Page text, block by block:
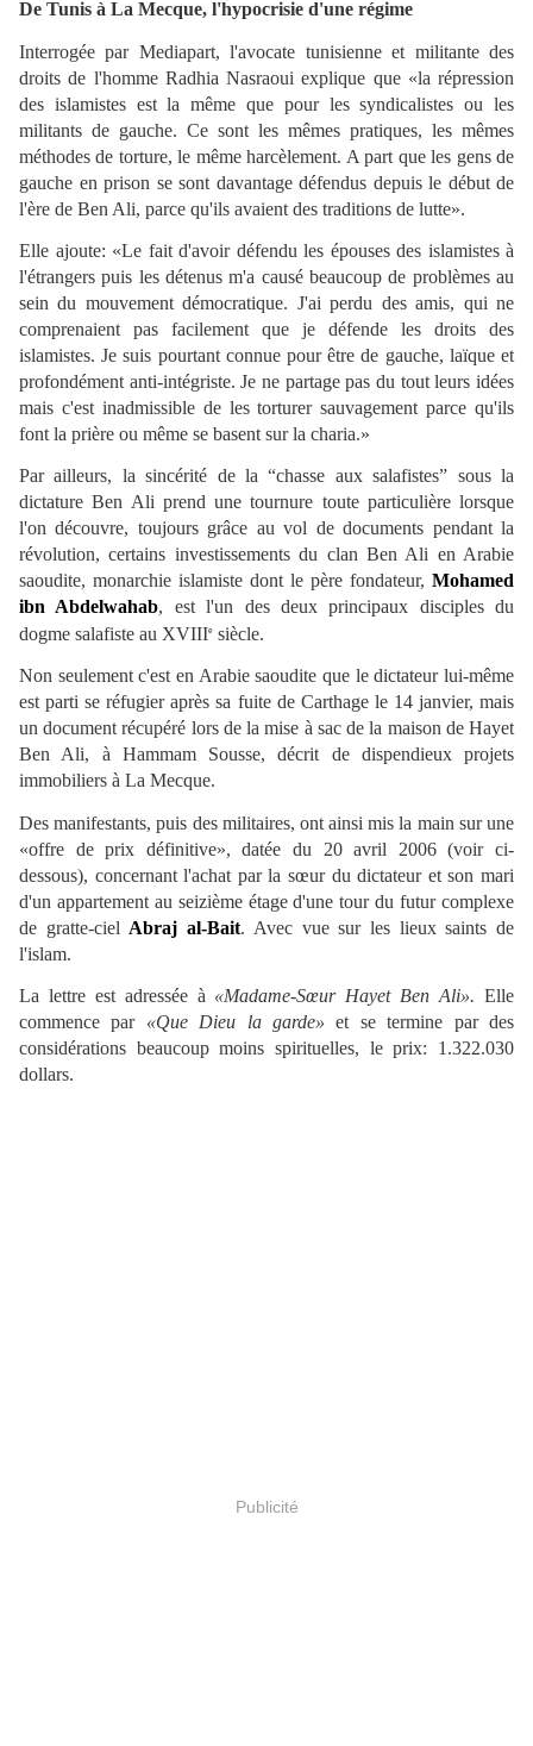
De Tunis à La Mecque, l'hypocrisie d'une régime
Interrogée par Mediapart, l'avocate tunisienne et militante des
droits de l'homme Radhia Nasraoui explique que «la répression
des islamistes est la même que pour les syndicalistes ou les
militants de gauche. Ce sont les mêmes pratiques, les mêmes
méthodes de torture, le même harcèlement. A part que les gens de
gauche en prison se sont davantage défendus depuis le début de
l'ère de Ben Ali, parce qu'ils avaient des traditions de lutte».
Elle ajoute: «Le fait d'avoir défendu les épouses des islamistes à
l'étrangers puis les détenus m'a causé beaucoup de problèmes au
sein du mouvement démocratique. J'ai perdu des amis, qui ne
comprenaient pas facilement que je défende les droits des
islamistes. Je suis pourtant connue pour être de gauche, laïque et
profondément anti-intégriste. Je ne partage pas du tout leurs idées
mais c'est inadmissible de les torturer sauvagement parce qu'ils
font la prière ou même se basent sur la charia.»
Par ailleurs, la sincérité de la “chasse aux salafistes” sous la
dictature Ben Ali prend une tournure toute particulière lorsque
l'on découvre, toujours grâce au vol de documents pendant la
révolution, certains investissements du clan Ben Ali en Arabie
saoudite, monarchie islamiste dont le père fondateur, Mohamed
ibn Abdelwahab, est l'un des deux principaux disciples du
dogme salafiste au XVIIIe siècle.
Non seulement c'est en Arabie saoudite que le dictateur lui-même
est parti se réfugier après sa fuite de Carthage le 14 janvier, mais
un document récupéré lors de la mise à sac de la maison de Hayet
Ben Ali, à Hammam Sousse, décrit de dispendieux projets
immobiliers à La Mecque.
Des manifestants, puis des militaires, ont ainsi mis la main sur une
«offre de prix définitive», datée du 20 avril 2006 (voir ci-
dessous), concernant l'achat par la sœur du dictateur et son mari
d'un appartement au seizième étage d'une tour du futur complexe
de gratte-ciel Abraj al-Bait. Avec vue sur les lieux saints de
l'islam.
La lettre est adressée à «Madame-Sœur Hayet Ben Ali». Elle
commence par «Que Dieu la garde» et se termine par des
considérations beaucoup moins spirituelles, le prix: 1.322.030
dollars.
Publicité